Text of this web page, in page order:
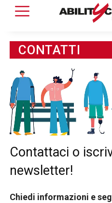
CONTATTI
Contattaci o
newsletter!
Chiedi informazioni e